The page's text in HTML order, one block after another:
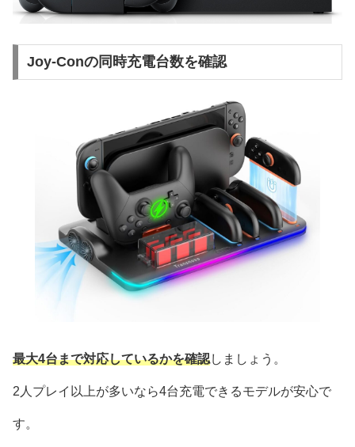
Joy-Conの同時充電台数を確認
最大4台まで対応しているかを確認しましょう。
2人プレイ以上が多いなら4台充電できるモデルが安心で
す。